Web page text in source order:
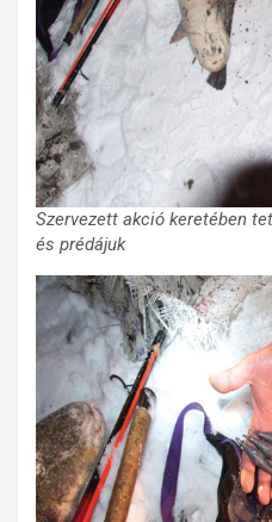
Szervezett akció keretében
és prédájuk